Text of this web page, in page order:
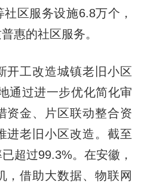
区服务设施6.8万个，
惠的社区服务。
工改造城镇老旧小区
通过进一步优化简化审
资金、片区联动整合资
进老旧小区改造。截至
超过99.3%。在安徽，
，借助大数据、物联网